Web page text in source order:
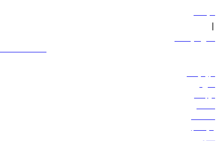
سياساتنا
|
الشروط والأحكام
600 544 445
حجز الرحلات
العروض
الوجهات
الأمتعة
المساعدة
إدارة الحجز
الأخبار